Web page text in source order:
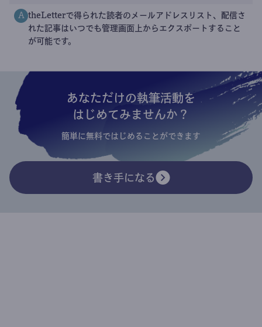
A theLetterで得られた読者のメールアドレスリスト、配信さ
れた記事はいつでも管理画面上からエクスポートすること
が可能です。
あなただけの執筆活動を
はじめてみませんか？
簡単に無料ではじめることができます
書き手になる